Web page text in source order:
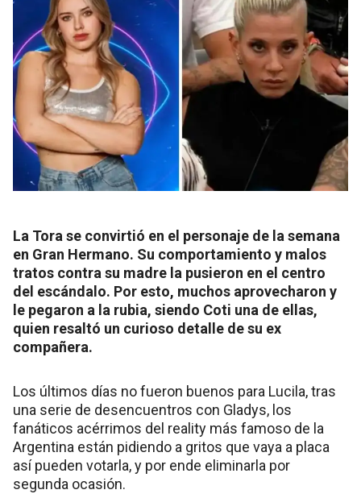
La Tora se convirtió en el personaje de la semana
en Gran Hermano. Su comportamiento y malos
tratos contra su madre la pusieron en el centro
del escándalo. Por esto, muchos aprovecharon y
le pegaron a la rubia, siendo Coti una de ellas,
quien resaltó un curioso detalle de su ex
compañera.
Los últimos días no fueron buenos para Lucila, tras
una serie de desencuentros con Gladys, los
fanáticos acérrimos del reality más famoso de la
Argentina están pidiendo a gritos que vaya a placa
así pueden votarla, y por ende eliminarla por
segunda ocasión.